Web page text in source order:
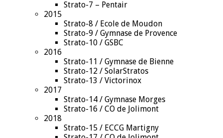
Strato-7 – Pentair
2015
Strato-8 / Ecole de Moudon
Strato-9 / Gymnase de Provence
Strato-10 / GSBC
2016
Strato-11 / Gymnase de Bienne
Strato-12 / SolarStratos
Strato-13 / Victorinox
2017
Strato-14 / Gymnase Morges
Strato-16 / CO de Jolimont
2018
Strato-15 / ECCG Martigny